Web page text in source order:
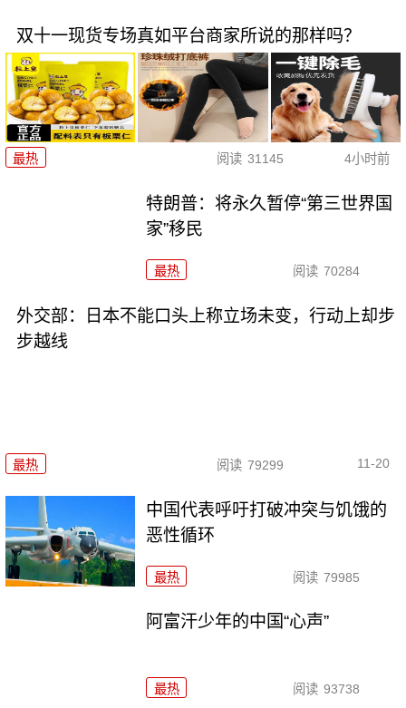
双十一现货专场真如平台商家所说的那样吗？
最热 阅读 31145 4小时前
特朗普：将永久暂停“第三世界国
家”移民
最热 阅读 70284
外交部：日本不能口头上称立场未变，行动上却步
步越线
最热 阅读 79299 11-20
中国代表呼吁打破冲突与饥饿的
恶性循环
最热 阅读 79985
阿富汗少年的中国“心声”
最热 阅读 93738